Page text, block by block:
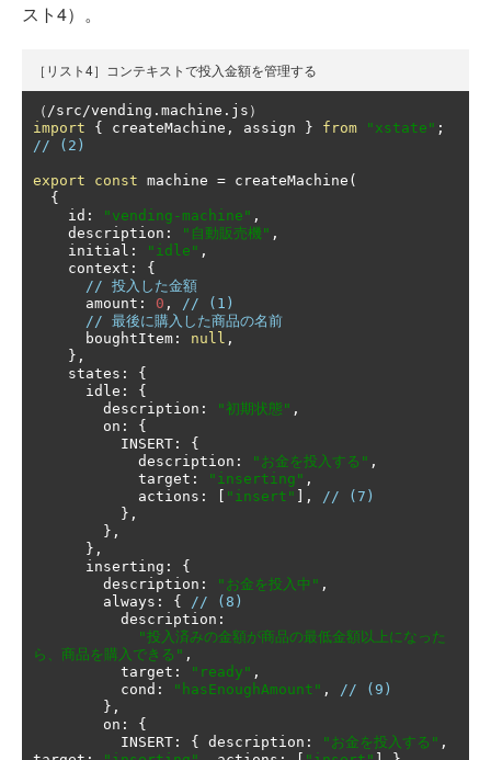
スト4）。
［リスト4］コンテキストで投入金額を管理する
（/src/vending . machine . js ）
import
{ createMachine , assign } from "xstate" ;
// (2)
export const machine = createMachine (
{
    id
: "vending-machine" ,
    description
: "自動販売機" ,
    initial
: "idle" ,
    context
:
{
// 投入した金額
      amount
: 0 ,
// (1)
// 最後に購入した商品の名前
      boughtItem
: null ,
},
    states
:
{
      idle
:
{
        description
: "初期状態" ,
        on
:
{
          INSERT
:
{
            description
: "お金を投入する" ,
            target
: "inserting" ,
            actions
: "insert" ],
// (7)
},
},
},
      inserting
:
{
        description
: "お金を投入中" ,
        always
: {
// (8)
          description
:
"投入済みの金額が商品の最低金額以上になった
ら、商品を購入できる" ,
          target
: "ready" ,
          cond
: "hasEnoughAmount" ,
// (9)
},
        on
:
{
          INSERT
: { description : "お金を投入する" ,